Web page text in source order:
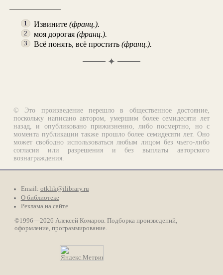
1 Извините(франц.).
2 моя дорогая(франц.).
3 Всё понять, всё простить(франц.).
✦
© Это произведение перешло в общественное достояние,
поскольку написано автором, умершим более семидесяти лет
назад, и опубликовано прижизненно, либо посмертно, но с
момента публикации также прошло более семидесяти лет. Оно
может свободно использоваться любым лицом без чьего-либо
согласия или разрешения и без выплаты авторского
вознаграждения.
Email: otklik@ilibrary.ru
О библиотеке
Реклама на сайте
©1996—2026 Алексей Комаров. Подборка произведений,
оформление, программирование.